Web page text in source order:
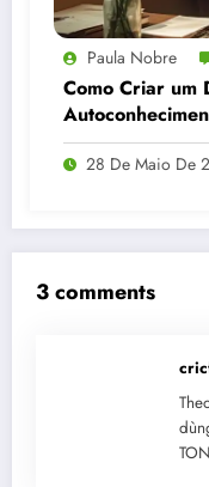
Paula Nobre
Como Criar um
28 De Maio De
3 comments